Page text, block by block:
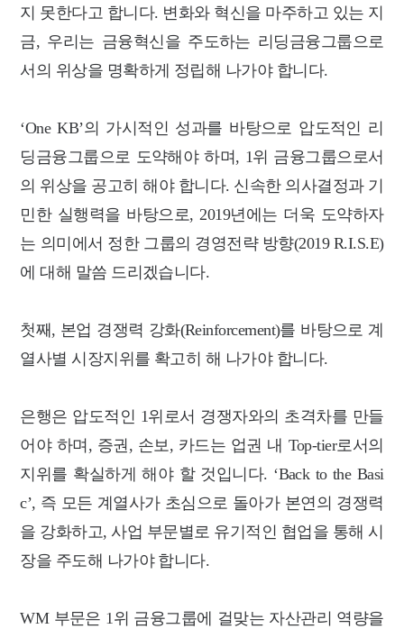
지 못한다고 합니다. 변화와 혁신을 마주하고 있는 지
금, 우리는 금융혁신을 주도하는 리딩금융그룹으로
서의 위상을 명확하게 정립해 나가야 합니다.
‘One KB’의 가시적인 성과를 바탕으로 압도적인 리
딩금융그룹으로 도약해야 하며, 1위 금융그룹으로서
의 위상을 공고히 해야 합니다. 신속한 의사결정과 기
민한 실행력을 바탕으로, 2019년에는 더욱 도약하자
는 의미에서 정한 그룹의 경영전략 방향(2019 R.I.S.E)
에 대해 말씀 드리겠습니다.
첫째, 본업 경쟁력 강화(Reinforcement)를 바탕으로 계
열사별 시장지위를 확고히 해 나가야 합니다.
은행은 압도적인 1위로서 경쟁자와의 초격차를 만들
어야 하며, 증권, 손보, 카드는 업권 내 Top-tier로서의
지위를 확실하게 해야 할 것입니다. ‘Back to the Basi
c’, 즉 모든 계열사가 초심으로 돌아가 본연의 경쟁력
을 강화하고, 사업 부문별로 유기적인 협업을 통해 시
장을 주도해 나가야 합니다.
WM 부문은 1위 금융그룹에 걸맞는 자산관리 역량을